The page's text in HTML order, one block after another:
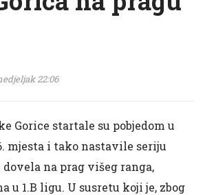
22:06
Gorice startale su pobjedom u
mjesta i tako nastavile seriju
na prag višeg ranga,
u 1.B ligu. U susretu koji je, zbog